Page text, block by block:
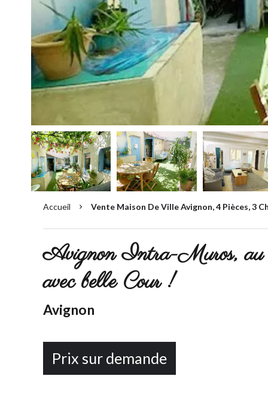
Accueil Vente Maison De Ville Avignon, 4 Pièces, 3
Avignon Intra-Muros, au
avec belle Cour !
Avignon
Prix sur demande